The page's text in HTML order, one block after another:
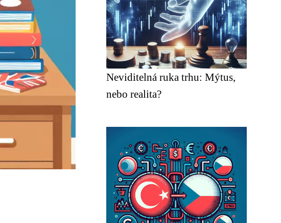
Neviditelná ruka trhu: Mýtus,
nebo realita?